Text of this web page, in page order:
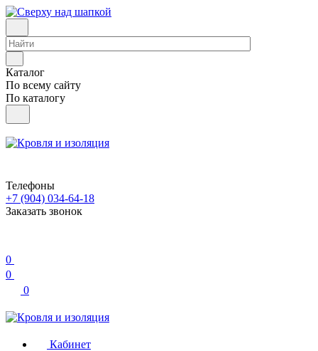
Каталог
По всему сайту
По каталогу
Телефоны
+7 (904) 034-64-18
Заказать звонок
0
0
0
Кабинет